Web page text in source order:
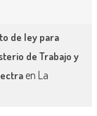
de ley para
de Trabajo y
en La